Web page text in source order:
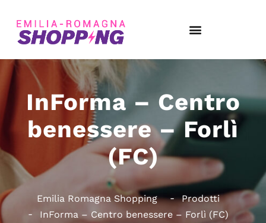
InForma – Centro
benessere – Forlì
(FC)
Emilia Romagna Shopping
Prodotti
InForma – Centro benessere – Forlì (FC)